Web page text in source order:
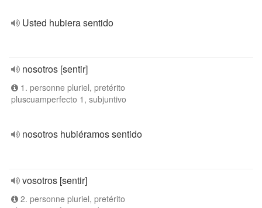
Usted hubiera sentido
nosotros [sentir]
1. personne pluriel, pretérito
pluscuamperfecto 1, subjuntivo
nosotros hubiéramos sentido
vosotros [sentir]
2. personne pluriel, pretérito